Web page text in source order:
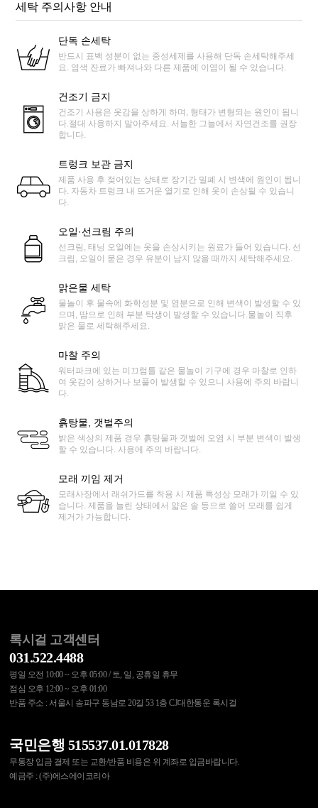
세탁 주의사항 안내
단독 손세탁
반드시 표백 성분이 없는 중성세제를 사용해 단독 손세탁해주세
요. 염색 잔료가 빠져나와 다른 제품에 이염이 될 수 있습니다.
건조기 금지
건조기 사용은 옷감을 상하게 하며, 형태가 변형되는 원인이 됩니
다.절대 사용하지 말아주세요. 서늘한 그늘에서 자연건조를 권장
합니다.
트렁크 보관 금지
제품 사용 후 젖어있는 상태로 장기간 밀폐 시 변색에 원인이 됩니
다. 자동차 트렁크 내 뜨거운 열기로 인해 옷이 손상될 수 있습니
다.
오일·선크림 주의
선크림, 태닝 오일에는 옷을 손상시키는 원료가 들어 있습니다. 선
크림, 오일이 묻은 경우 유분이 남지 않을 때까지 세탁해주세요.
맑은물 세탁
물놀이 후 물속에 화학성분 및 염분으로 인해 변색이 발생할 수 있
으며, 땀으로 인해 부분 탁생이 발생할 수 있습니다.물놀이 직후
맑은 물로 세탁해주세요.
마찰 주의
워터파크에 있는 미끄럼틀 같은 물놀이 기구에 경우 마찰로 인하
여 옷감이 상하거나 보풀이 발생할 수 있으니 사용에 주의 바랍니
다.
흙탕물, 갯벌주의
밝은 색상의 제품 경우 흙탕물과 갯벌에 오염 시 부분 변색이 발생
할 수 있습니다. 사용에 주의 바랍니다.
모래 끼임 제거
모래사장에서 래쉬가드를 착용 시 제품 특성상 모래가 끼일 수 있
습니다. 제품을 늘린 상태에서 얇은 솔 등으로 쓸어 모래를 쉽게
제거가 가능합니다.
록시걸 고객센터
031.522.4488
평일 오전 10:00 ~ 오후 05:00 / 토, 일, 공휴일 휴무
점심 오후 12:00 ~ 오후 01:00
반품 주소 : 서울시 송파구 동남로 20길 53 1층 CJ대한통운 록시걸
국민은행 515537.01.017828
무통장 입금 결제 또는 교환/반품 비용은 위 계좌로 입금바랍니다.
예금주 : (주)에스에이코리아